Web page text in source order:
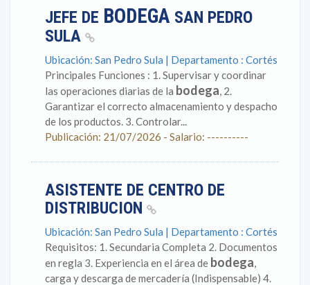
JEFE DE BODEGA SAN PEDRO
SULA
Ubicación: San Pedro Sula | Departamento : Cortés
Principales Funciones : 1. Supervisar y coordinar
las operaciones diarias de la bodega, 2.
Garantizar el correcto almacenamiento y despacho
de los productos. 3. Controlar...
Publicación: 21/07/2026 - Salario: ----------
ASISTENTE DE CENTRO DE
DISTRIBUCION
Ubicación: San Pedro Sula | Departamento : Cortés
Requisitos: 1. Secundaria Completa 2. Documentos
en regla 3. Experiencia en el área de bodega,
carga y descarga de mercadería (Indispensable) 4.